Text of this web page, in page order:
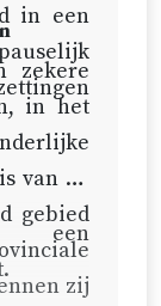
in een
zekere
in het
van de
gebied
zij
een